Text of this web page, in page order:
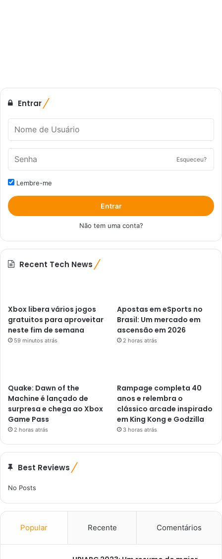
Entrar
Esqueceu?
Lembre-me
Entrar
Não tem uma conta?
Recent Tech News
Xbox libera vários jogos
gratuitos para aproveitar
neste fim de semana
59 minutos atrás
Apostas em eSports no
Brasil: Um mercado em
ascensão em 2026
2 horas atrás
Quake: Dawn of the
Machine é lançado de
surpresa e chega ao Xbox
Game Pass
2 horas atrás
Rampage completa 40
anos e relembra o
clássico arcade inspirado
em King Kong e Godzilla
3 horas atrás
Best Reviews
No Posts
Popular Recente Comentários